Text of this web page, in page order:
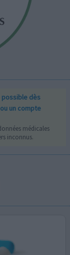
possible dès
un compte
médicales
inconnus.